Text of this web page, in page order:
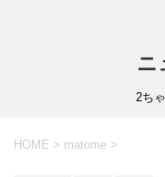
ニ
2ち
HOME > matome >